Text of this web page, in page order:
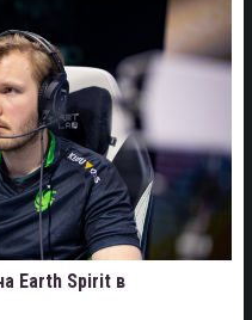
Earth Spirit в